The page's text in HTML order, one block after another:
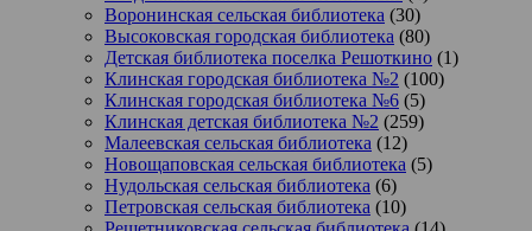
Воронинская сельская библиотека (30)
Высоковская городская библиотека (80)
Детская библиотека поселка Решоткино (1)
Клинская городская библиотека №2 (100)
Клинская городская библиотека №6 (5)
Клинская детская библиотека №2 (259)
Малеевская сельская библиотека (12)
Новощаповская сельская библиотека (5)
Нудольская сельская библиотека (6)
Петровская сельская библиотека (10)